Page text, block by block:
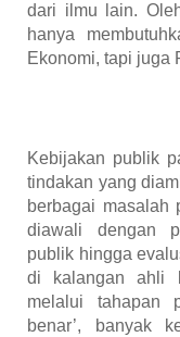
dari ilmu lain.
hanya
Ekonomi, tapi juga
Kebijakan publik
tindakan yang
berbagai masalah
diawali dengan
publik hingga
di kalangan ahli
melalui tahapan
benar’, banyak